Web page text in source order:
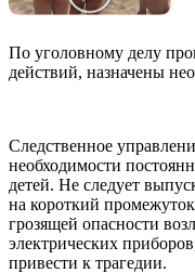
По уголовному делу
действий, назначены
Следственное
необходимости
детей. Не следует
на короткий
грозящей опасности
электрических
привести к трагедии.